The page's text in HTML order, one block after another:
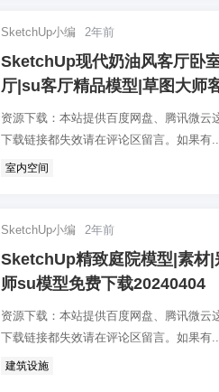
SketchUp小编 2年前
SketchUp现代奶油风客厅卧
厅|su客厅精品模型|草图大师
资源下载：本站提供百度网盘、腾讯微
下载链接都失效请在评论区留言。如果有
室内空间
SketchUp小编 2年前
SketchUp精致庭院模型|素材
师su模型免费下载20240404
资源下载：本站提供百度网盘、腾讯微
下载链接都失效请在评论区留言。如果有
建筑设施